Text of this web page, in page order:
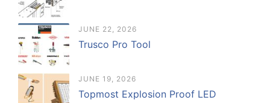
JUNE 22, 2026
Trusco Pro Tool
JUNE 19, 2026
Topmost Explosion Proof LED